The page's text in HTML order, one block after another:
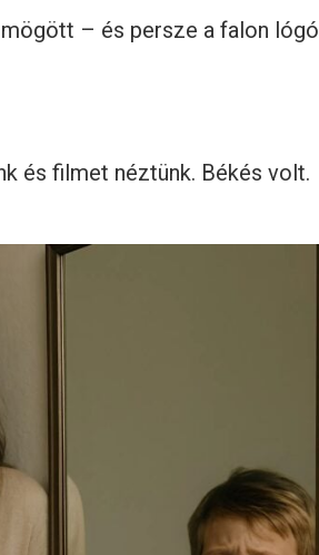
– és persze a falon lógó
és filmet néztünk. Békés volt.